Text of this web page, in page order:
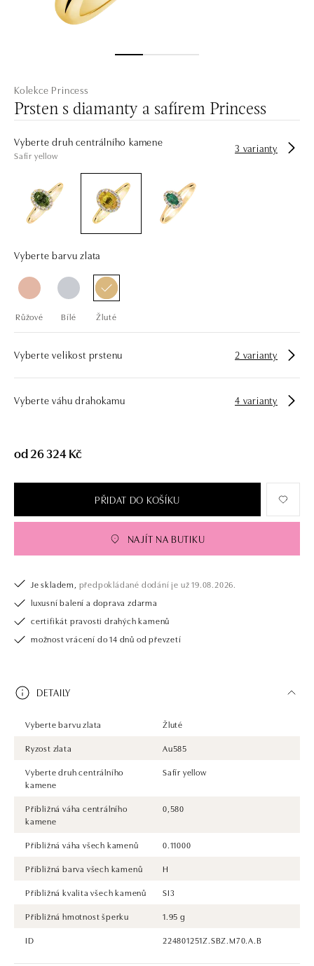
Kolekce Princess
Prsten s diamanty a safírem Princess
Vyberte druh centrálního kamene
Safír yellow
3 varianty
Vyberte barvu zlata
Růžové Bílé Žluté
Vyberte velikost prstenu 2 varianty
Vyberte váhu drahokamu 4 varianty
od 26 324 Kč
PŘIDAT DO KOŠÍKU
NAJÍT NA BUTIKU
Je skladem, předpokládané dodání je už 19.08.2026.
luxusní balení a doprava zdarma
certifikát pravosti drahých kamenů
možnost vrácení do 14 dnů od převzetí
DETAILY
Vyberte barvu zlata
Žluté
Ryzost zlata
Au585
Vyberte druh centrálního
kamene
Safír yellow
Přibližná váha centrálního
kamene
0,580
Přibližná váha všech kamenů
0.11000
Přibližná barva všech kamenů
H
Přibližná kvalita všech kamenů
SI3
Přibližná hmotnost šperku
1.95 g
ID
224801251Z.SBZ.M70.A.B